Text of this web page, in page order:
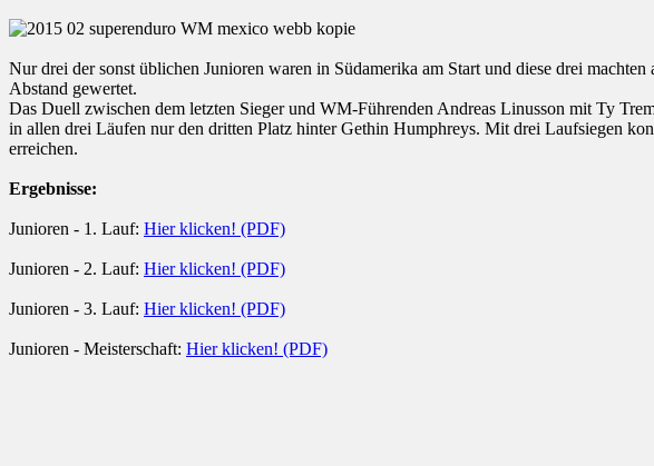
Nur drei der sonst üblichen Junioren waren in Südamerika am Start und diese drei
Abstand gewertet.
Das Duell zwischen dem letzten Sieger und WM-Führenden Andreas Linusson mit Ty
in allen drei Läufen nur den dritten Platz hinter Gethin Humphreys. Mit drei Laufsiegen
erreichen.
Ergebnisse:
Junioren - 1. Lauf: Hier klicken! (PDF)
Junioren - 2. Lauf: Hier klicken! (PDF)
Junioren - 3. Lauf: Hier klicken! (PDF)
Junioren - Meisterschaft: Hier klicken! (PDF)